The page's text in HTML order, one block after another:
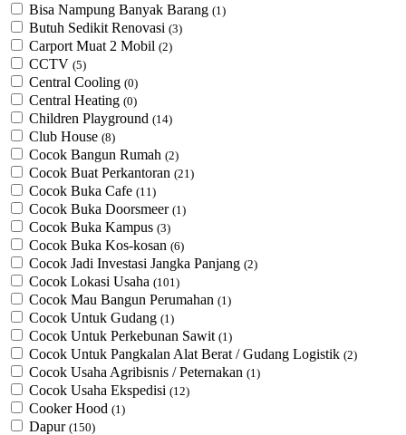
Bisa Nampung Banyak Barang (1)
Butuh Sedikit Renovasi (3)
Carport Muat 2 Mobil (2)
CCTV (5)
Central Cooling (0)
Central Heating (0)
Children Playground (14)
Club House (8)
Cocok Bangun Rumah (2)
Cocok Buat Perkantoran (21)
Cocok Buka Cafe (11)
Cocok Buka Doorsmeer (1)
Cocok Buka Kampus (3)
Cocok Buka Kos-kosan (6)
Cocok Jadi Investasi Jangka Panjang (2)
Cocok Lokasi Usaha (101)
Cocok Mau Bangun Perumahan (1)
Cocok Untuk Gudang (1)
Cocok Untuk Perkebunan Sawit (1)
Cocok Untuk ​Pangkalan Alat Berat / Gudang Logistik (2)
Cocok Usaha Agribisnis / Peternakan (1)
Cocok Usaha Ekspedisi (12)
Cooker Hood (1)
Dapur (150)